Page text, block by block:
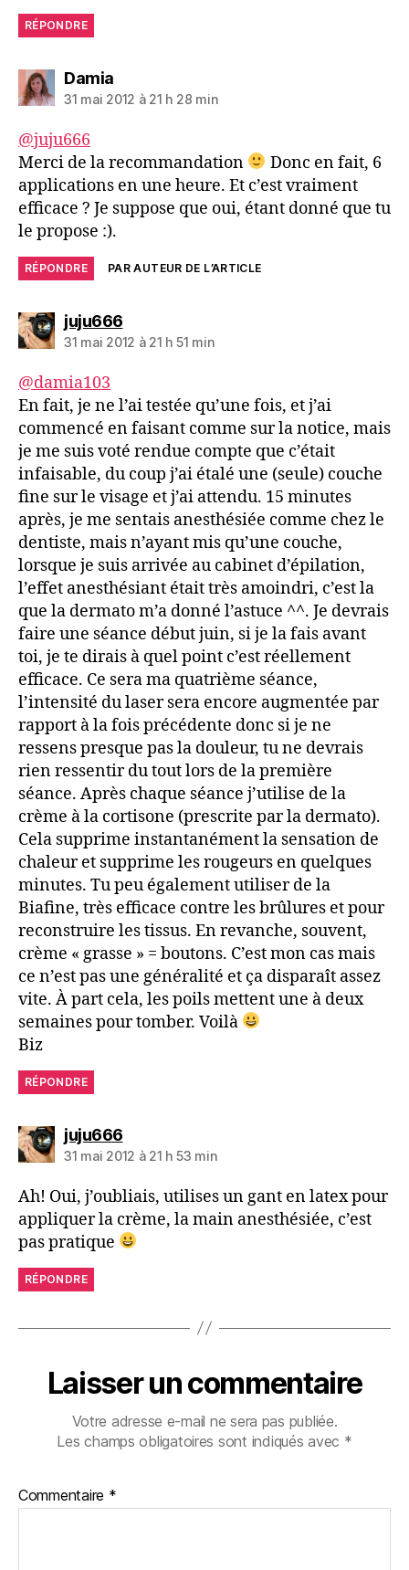
RÉPONDRE
Damiadit :
31 mai 2012 à 21 h 28 min
@juju666
Merci de la recommandation
Donc en fait, 6
applications en une heure. Et c’est vraiment
efficace ? Je suppose que oui, étant donné que tu
le propose :).
RÉPONDRE PAR AUTEUR DE L’ARTICLE
juju666dit :
31 mai 2012 à 21 h 51 min
@damia103
En fait, je ne l’ai testée qu’une fois, et j’ai
commencé en faisant comme sur la notice, mais
je me suis voté rendue compte que c’était
infaisable, du coup j’ai étalé une (seule) couche
fine sur le visage et j’ai attendu. 15 minutes
après, je me sentais anesthésiée comme chez le
dentiste, mais n’ayant mis qu’une couche,
lorsque je suis arrivée au cabinet d’épilation,
l’effet anesthésiant était très amoindri, c’est la
que la dermato m’a donné l’astuce ^^. Je devrais
faire une séance début juin, si je la fais avant
toi, je te dirais à quel point c’est réellement
efficace. Ce sera ma quatrième séance,
l’intensité du laser sera encore augmentée par
rapport à la fois précédente donc si je ne
ressens presque pas la douleur, tu ne devrais
rien ressentir du tout lors de la première
séance. Après chaque séance j’utilise de la
crème à la cortisone (prescrite par la dermato).
Cela supprime instantanément la sensation de
chaleur et supprime les rougeurs en quelques
minutes. Tu peu également utiliser de la
Biafine, très efficace contre les brûlures et pour
reconstruire les tissus. En revanche, souvent,
crème « grasse » = boutons. C’est mon cas mais
ce n’est pas une généralité et ça disparaît assez
vite. À part cela, les poils mettent une à deux
semaines pour tomber. Voilà
Biz
RÉPONDRE
juju666dit :
31 mai 2012 à 21 h 53 min
Ah! Oui, j’oubliais, utilises un gant en latex pour
appliquer la crème, la main anesthésiée, c’est
pas pratique
RÉPONDRE
Laisser un commentaire
Votre adresse e-mail ne sera pas publiée.
Les champs obligatoires sont indiqués avec *
Commentaire *